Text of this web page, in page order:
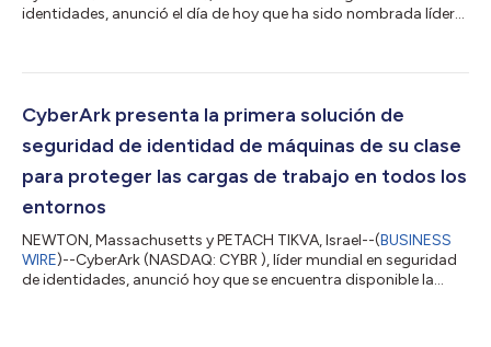
identidades, anunció el día de hoy que ha sido nombrada líder
consecutiva, CyberArk ocupa la primera posición en
el punto de vista de la empresa, refleja el compromiso de
CyberArk con la definición del futuro de la...
CyberArk presenta la primera solución de
seguridad de identidad de máquinas de su clase
para proteger las cargas de trabajo en todos los
entornos
NEWTON, Massachusetts y PETACH TIKVA, Israel--(BUSINESS
WIRE)--CyberArk (NASDAQ: CYBR ), líder mundial en seguridad
de identidades, anunció hoy que se encuentra disponible la